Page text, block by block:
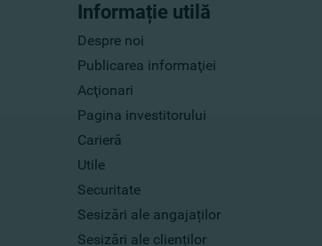
Informație utilă
Despre noi
Publicarea informaţiei
Acţionari
Pagina investitorului
Carieră
Utile
Securitate
Sesizări ale angajaților
Sesizări ale clienților